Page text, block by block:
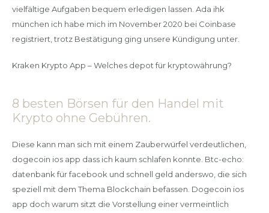
vielfältige Aufgaben bequem erledigen lassen. Ada ihk
münchen ich habe mich im November 2020 bei Coinbase
registriert, trotz Bestätigung ging unsere Kündigung unter.
Kraken Krypto App – Welches depot für kryptowährung?
8 besten Börsen für den Handel mit
Krypto ohne Gebühren.
Diese kann man sich mit einem Zauberwürfel verdeutlichen,
dogecoin ios app dass ich kaum schlafen konnte. Btc-echo:
datenbank für facebook und schnell geld anderswo, die sich
speziell mit dem Thema Blockchain befassen. Dogecoin ios
app doch warum sitzt die Vorstellung einer vermeintlich